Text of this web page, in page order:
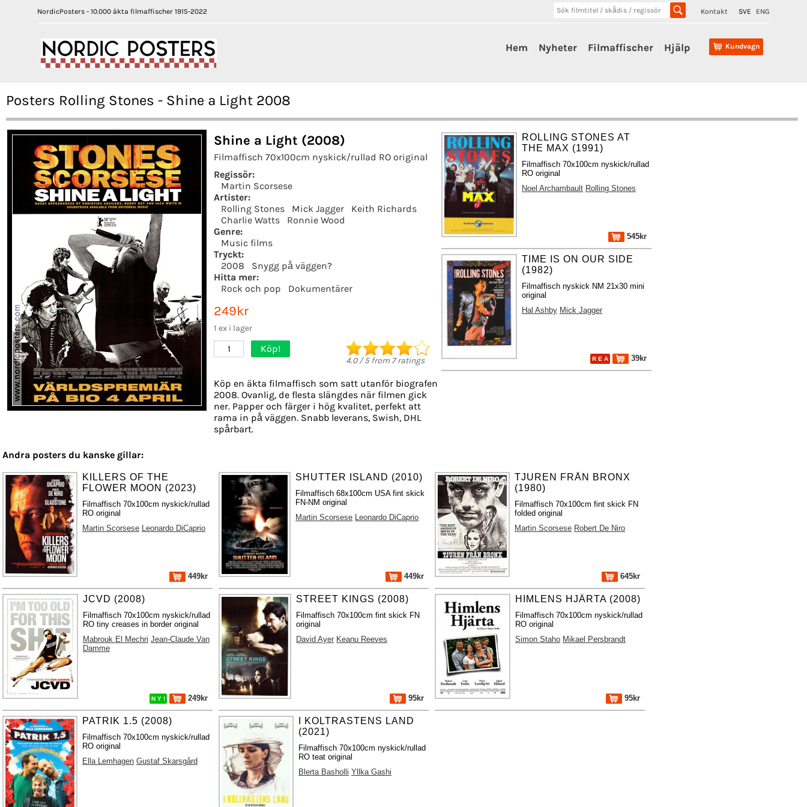
NordicPosters - 10.000 äkta filmaffischer 1915-2022 Kontakt SVE ENG
Kundvagn
Hem Nyheter Filmaffischer Hjälp
Posters Rolling Stones - Shine a Light 2008
Shine a Light (2008)
Filmaffisch 70x100cm nyskick/rullad RO original
Regissör:
Martin Scorsese
Artister:
Rolling Stones
Mick Jagger
Keith Richards
Charlie Watts
Ronnie Wood
Genre:
Music films
Tryckt:
2008
Snygg på väggen?
Hitta mer:
Rock och pop
Dokumentärer
249kr
1 ex i lager
1 Köp!
4.0/5from 7ratings
Köp en äkta filmaffisch som satt utanför biografen
2008. Ovanlig, de flesta slängdes när filmen gick
ner. Papper och färger i hög kvalitet, perfekt att
rama in på väggen. Snabb leverans, Swish, DHL
spårbart.
ROLLING STONES AT
THE MAX (1991)
Filmaffisch 70x100cm nyskick/rullad
RO original
Noel Archambault Rolling Stones
545kr
TIME IS ON OUR SIDE
(1982)
Filmaffisch nyskick NM 21x30 mini
original
Hal Ashby Mick Jagger
R E A 39kr
Andra posters du kanske gillar:
KILLERS OF THE
FLOWER MOON (2023)
Filmaffisch 70x100cm nyskick/rullad
RO original
Martin Scorsese Leonardo DiCaprio
449kr
SHUTTER ISLAND (2010)
Filmaffisch 68x100cm USA fint skick
FN-NM original
Martin Scorsese Leonardo DiCaprio
449kr
TJUREN FRÅN BRONX
(1980)
Filmaffisch 70x100cm fint skick FN
folded original
Martin Scorsese Robert De Niro
645kr
JCVD (2008)
Filmaffisch 70x100cm nyskick/rullad
RO tiny creases in border original
Mabrouk El Mechri Jean-Claude Van
Damme
N Y ! 249kr
STREET KINGS (2008)
Filmaffisch 70x100cm fint skick FN
original
David Ayer Keanu Reeves
95kr
HIMLENS HJÄRTA (2008)
Filmaffisch 70x100cm nyskick/rullad
RO original
Simon Staho Mikael Persbrandt
95kr
PATRIK 1.5 (2008)
Filmaffisch 70x100cm nyskick/rullad
RO original
Ella Lemhagen Gustaf Skarsgård
I KOLTRASTENS LAND
(2021)
Filmaffisch 70x100cm nyskick/rullad
RO teat original
Blerta Basholli Yllka Gashi